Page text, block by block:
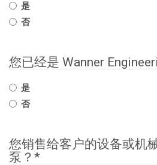
是
否
您已经是 Wanner
是
否
您销售给客户的设备或机
泵？ *